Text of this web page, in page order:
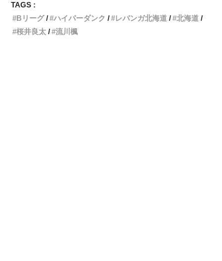
TAGS :
Bリーグ
ハイパーダンク レバンガ北海道
北海道
桜井良太
流川楓